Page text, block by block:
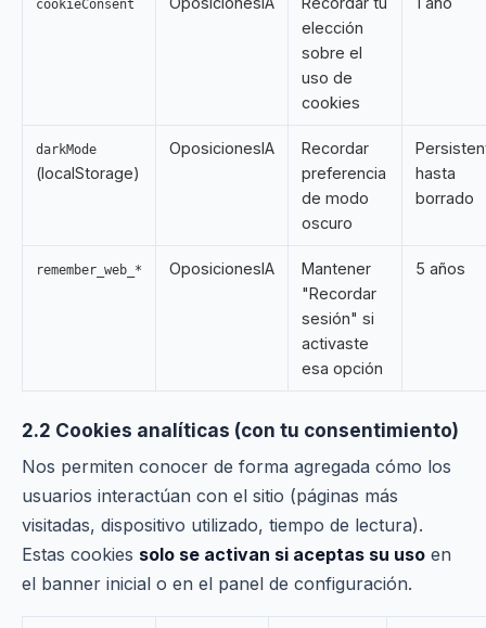
cookieConsent
elección
sobre el
uso de
cookies
darkMode
(localStorage)
OposicionesIA
Recordar
preferencia
de modo
oscuro
hasta
borrado
remember_web_* OposicionesIA
Mantener
"Recordar
sesión" si
activaste
esa opción
5 años
2.2 Cookies analíticas (con tu consentimiento)
Nos permiten conocer de forma agregada cómo los
usuarios interactúan con el sitio (páginas más
visitadas, dispositivo utilizado, tiempo de lectura).
Estas cookies solo se activan si aceptas su uso en
el banner inicial o en el panel de configuración.